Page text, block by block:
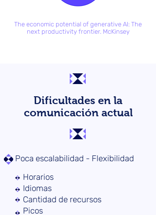
The economic potential of generative AI: The
next productivity frontier. McKinsey
Dificultades en la
comunicación actual
Poca escalabilidad - Flexibilidad
Horarios
Idiomas
Cantidad de recursos
Picos